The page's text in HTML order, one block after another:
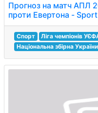
Прогноз на матч АПЛ
проти Евертона -
Спорт
Ліга чемпіонів
Національна збірна